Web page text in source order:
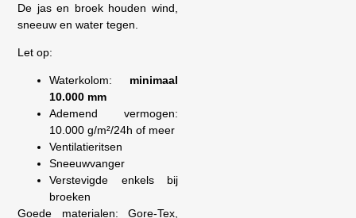
De jas en broek houden wind,
sneeuw en water tegen.
Let op:
Waterkolom: minimaal
10.000 mm
Ademend vermogen:
10.000 g/m²/24h of meer
Ventilatieritsen
Sneeuwvanger
Verstevigde enkels bij
broeken
Goede materialen: Gore-Tex,